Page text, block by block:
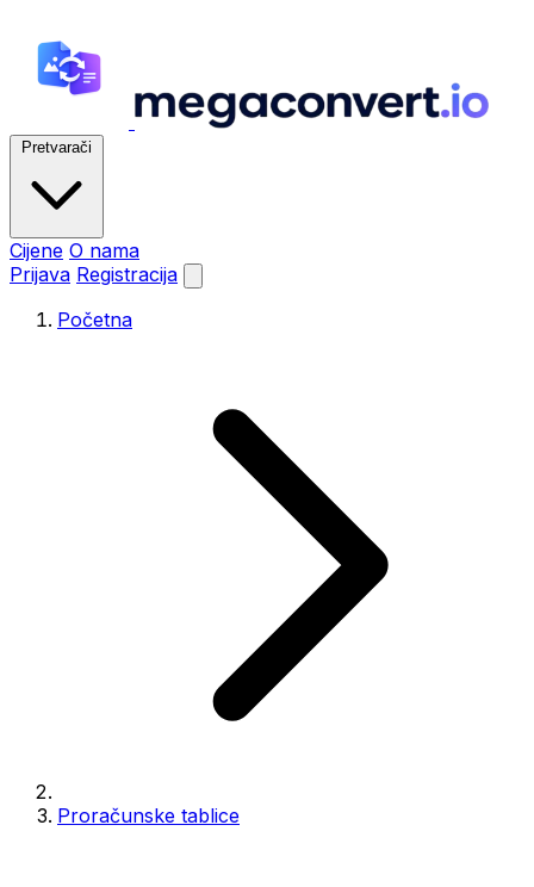
Pretvarači
Cijene O nama
Prijava Registracija
Početna
Proračunske tablice